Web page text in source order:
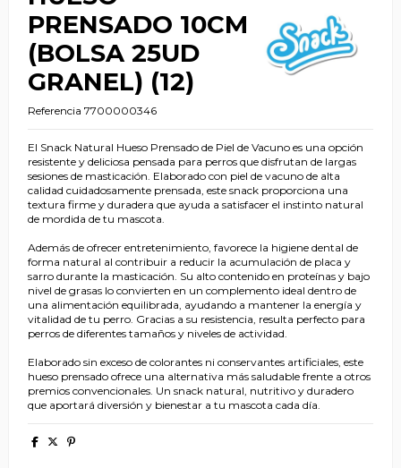
PRENSADO 10CM
(BOLSA 25UD
GRANEL) (12)
Referencia 7700000346
El Snack Natural Hueso Prensado de Piel de Vacuno es una opción
resistente y deliciosa pensada para perros que disfrutan de largas
sesiones de masticación. Elaborado con piel de vacuno de alta
calidad cuidadosamente prensada, este snack proporciona una
textura firme y duradera que ayuda a satisfacer el instinto natural
de mordida de tu mascota.
Además de ofrecer entretenimiento, favorece la higiene dental de
forma natural al contribuir a reducir la acumulación de placa y
sarro durante la masticación. Su alto contenido en proteínas y bajo
nivel de grasas lo convierten en un complemento ideal dentro de
una alimentación equilibrada, ayudando a mantener la energía y
vitalidad de tu perro. Gracias a su resistencia, resulta perfecto para
perros de diferentes tamaños y niveles de actividad.
Elaborado sin exceso de colorantes ni conservantes artificiales, este
hueso prensado ofrece una alternativa más saludable frente a otros
premios convencionales. Un snack natural, nutritivo y duradero
que aportará diversión y bienestar a tu mascota cada día.